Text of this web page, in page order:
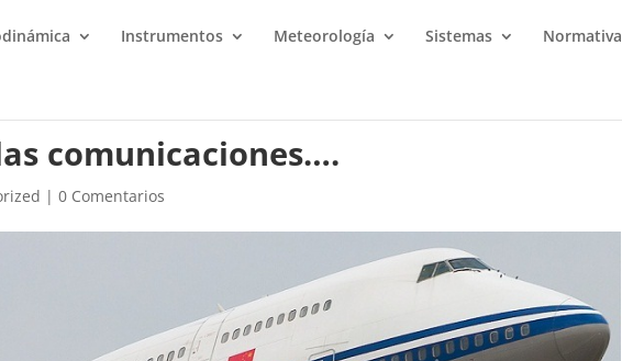
Instrumentos Meteorología Sistemas Normativa
comunicaciones….
|0 Comentarios